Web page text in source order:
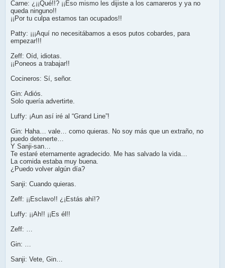
Carne: ¿¡¡Qué!!? ¡¡Eso mismo les dijiste a los camareros y ya no
queda ninguno!!
¡¡Por tu culpa estamos tan ocupados!!
Patty: ¡¡¡Aquí no necesitábamos a esos putos cobardes, para
empezar!!!
Zeff: Oíd, idiotas.
¡¡Poneos a trabajar!!
Cocineros: Sí, señor.
Gin: Adiós.
Solo quería advertirte.
Luffy: ¡Aun así iré al “Grand Line”!
Gin: Haha… vale… como quieras. No soy más que un extraño, no
puedo detenerte…
Y Sanji-san…
Te estaré eternamente agradecido. Me has salvado la vida…
La comida estaba muy buena.
¿Puedo volver algún día?
Sanji: Cuando quieras.
Zeff: ¡¡Esclavo!! ¿¡Estás ahí!?
Luffy: ¡¡Ah!! ¡¡Es él!!
Zeff: …
Gin: …
Sanji: Vete, Gin…